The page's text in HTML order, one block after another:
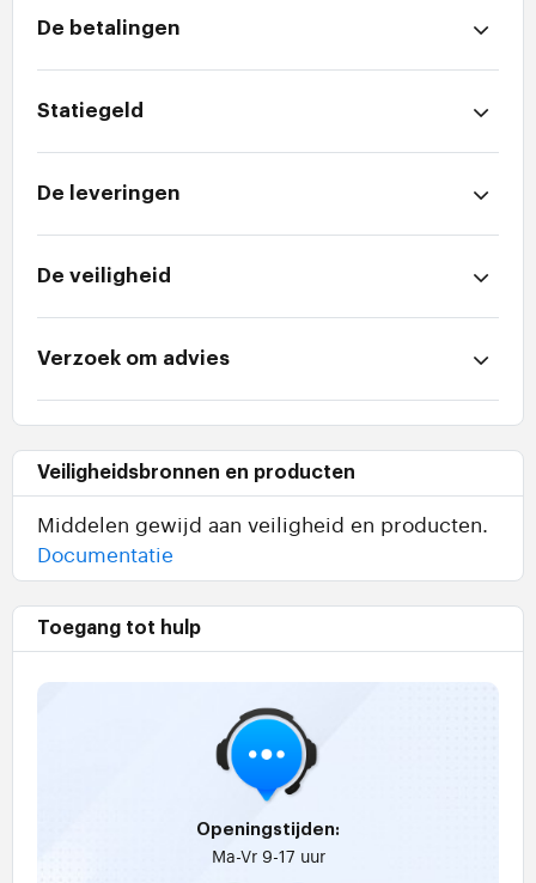
De betalingen
Statiegeld
De leveringen
De veiligheid
Verzoek om advies
Veiligheidsbronnen en producten
Middelen gewijd aan veiligheid en producten.
Documentatie
Toegang tot hulp
Openingstijden:
Ma-Vr 9-17 uur